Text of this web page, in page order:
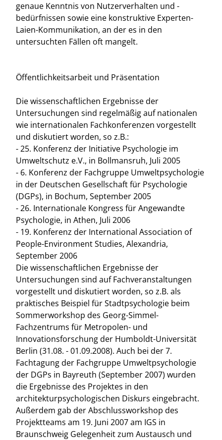
genaue Kenntnis von Nutzerverhalten und -
bedürfnissen sowie eine konstruktive Experten-
Laien-Kommunikation, an der es in den
untersuchten Fällen oft mangelt.
Öffentlichkeitsarbeit und Präsentation
Die wissenschaftlichen Ergebnisse der
Untersuchungen sind regelmäßig auf nationalen
wie internationalen Fachkonferenzen vorgestellt
und diskutiert worden, so z.B.:
- 25. Konferenz der Initiative Psychologie im
Umweltschutz e.V., in Bollmansruh, Juli 2005
- 6. Konferenz der Fachgruppe Umweltpsychologie
in der Deutschen Gesellschaft für Psychologie
(DGPs), in Bochum, September 2005
- 26. Internationale Kongress für Angewandte
Psychologie, in Athen, Juli 2006
- 19. Konferenz der International Association of
People-Environment Studies, Alexandria,
September 2006
Die wissenschaftlichen Ergebnisse der
Untersuchungen sind auf Fachveranstaltungen
vorgestellt und diskutiert worden, so z.B. als
praktisches Beispiel für Stadtpsychologie beim
Sommerworkshop des Georg-Simmel-
Fachzentrums für Metropolen- und
Innovationsforschung der Humboldt-Universität
Berlin (31.08. - 01.09.2008). Auch bei der 7.
Fachtagung der Fachgruppe Umweltpsychologie
der DGPs in Bayreuth (September 2007) wurden
die Ergebnisse des Projektes in den
architekturpsychologischen Diskurs eingebracht.
Außerdem gab der Abschlussworkshop des
Projektteams am 19. Juni 2007 am IGS in
Braunschweig Gelegenheit zum Austausch und